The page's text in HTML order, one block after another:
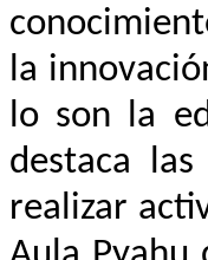
la
lo son la
destaca
realizar